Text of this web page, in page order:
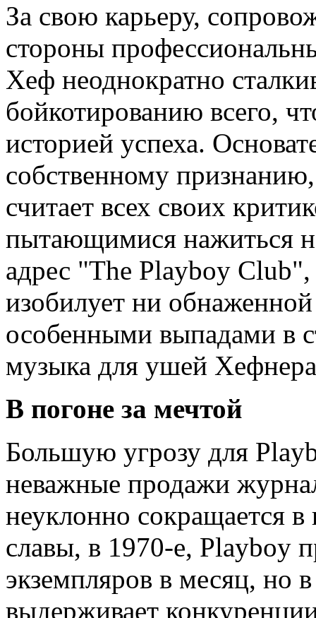
За свою карьеру,
стороны
Хеф неоднократно
бойкотированию всего,
историей успеха.
собственному
считает всех своих
пытающимися нажиться
адрес "The Playboy
изобилует ни
особенными выпадами в
музыка для ушей
В погоне за мечтой
Большую угрозу для
неважные продажи
неуклонно сокращается
славы, в 1970-е, Playboy
экземпляров в месяц, но
выдерживает